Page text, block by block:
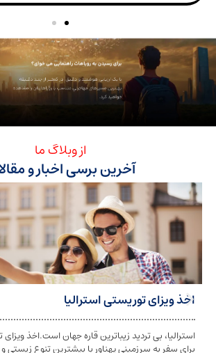
آخرین برسی اخبار و مقالات
توریستی استرالیا
تردید زیباترین قاره جهان است.اخذ ویزای توریستی
سرزمینی پهناور با بیشترین تنوع زیستی و گیاهی، با